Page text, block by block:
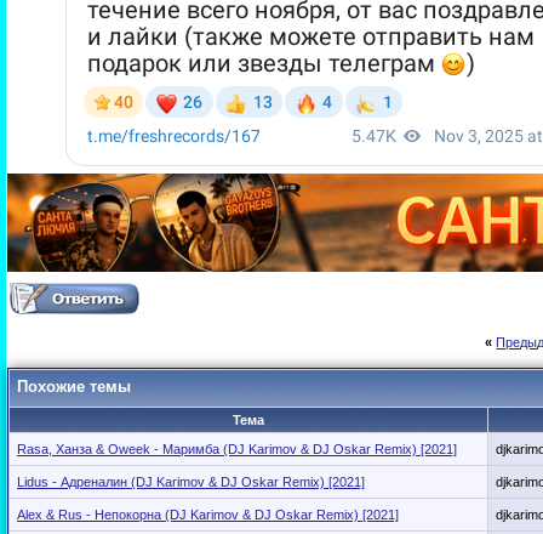
«
Похожие темы
Тема
Rasa, Ханза & Oweek - Маримба (DJ Karimov & DJ Oskar Remix) [2021]
Lidus - Адреналин (DJ Karimov & DJ Oskar Remix) [2021]
Alex & Rus - Непокорна (DJ Karimov & DJ Oskar Remix) [2021]